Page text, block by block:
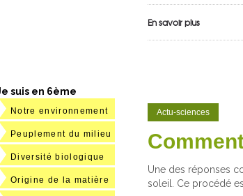
En savoir plus
Actu-sciences
Une des réponses
soleil. Ce procédé
suis en 6ème
Notre environnement
Peuplement du milieu
Diversité biologique
Origine de la matière